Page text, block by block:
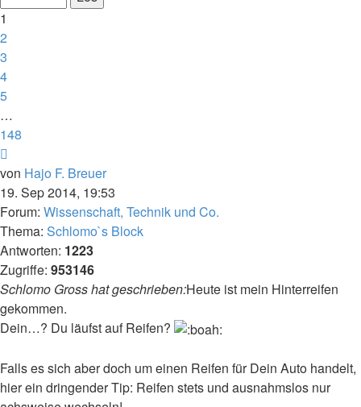
148
1
2
3
4
5
…
148
von Hajo F. Breuer
19. Sep 2014, 19:53
Forum: Wissenschaft, Technik und Co.
Thema: Schlomo`s Block
Antworten: 1223
Zugriffe: 953146
Schlomo Gross hat geschrieben:Heute ist mein Hinterreifen
gekommen.
Dein…? Du läufst auf Reifen?
Falls es sich aber doch um einen Reifen für Dein Auto handelt,
hier ein dringender Tip: Reifen stets und ausnahmslos nur